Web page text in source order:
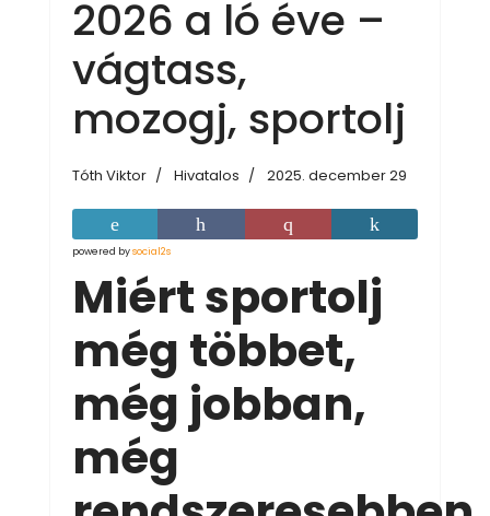
2026 a ló éve –
vágtass,
mozogj, sportolj
Tóth Viktor Hivatalos 2025. december 29
powered bysocial2s
Miért sportolj
még többet,
még jobban,
még